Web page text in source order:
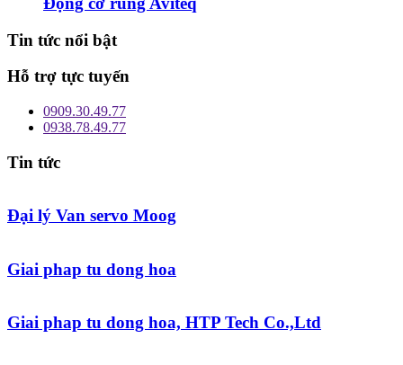
Tin tức nổi bật
Hỗ trợ tực tuyến
0909.30.49.77
0938.78.49.77
Tin tức
Đại lý Van servo Moog
Giai phap tu dong hoa
Giai phap tu dong hoa, HTP Tech Co.,Ltd